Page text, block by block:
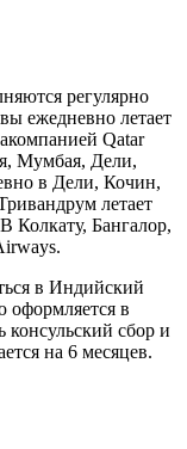
регулярно
ежедневно летает
Qatar
Мумбая, Дели,
в Дели, Кочин,
летает
Колкату, Бангалор,
в Индийский
в
сбор и
на 6 месяцев.